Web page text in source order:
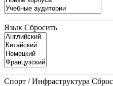
Язык Сбросить
Спорт / Инфраструктура